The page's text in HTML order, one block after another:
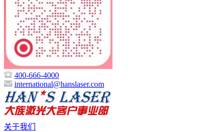
400-666-4000
international@hanslaser.com
关于我们